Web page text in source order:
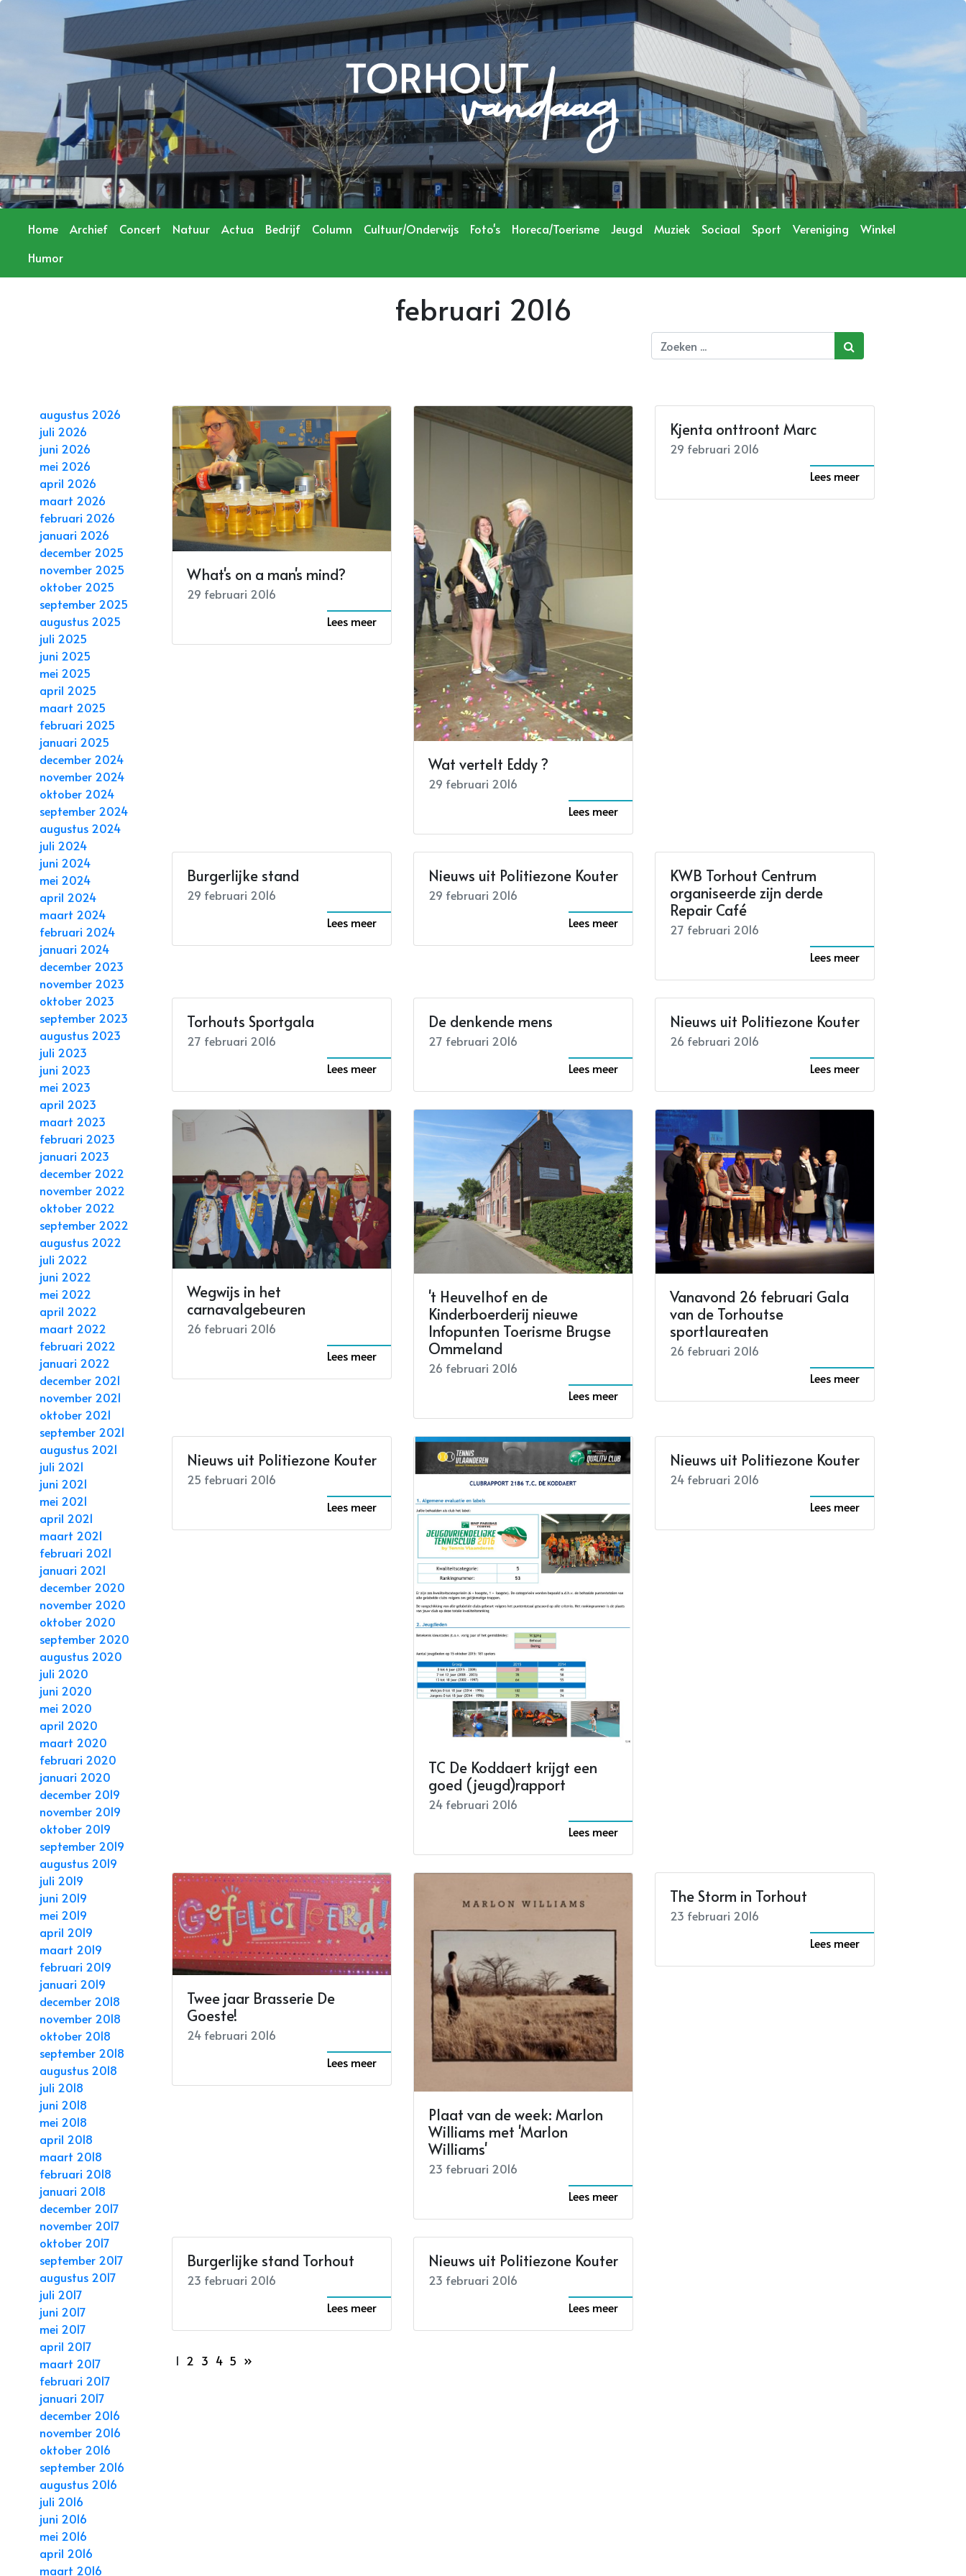
Home Archief Concert Natuur Actua Bedrijf Column Cultuur/Onderwijs Foto's Horeca/Toerisme Jeugd Muziek Sociaal Sport Vereniging
Winkel
Humor
februari 2016
What's on a man's mind?
29 februari 2016
Lees meer
Wat vertelt Eddy ?
29 februari 2016
Lees meer
Kjenta onttroont Marc
29 februari 2016
Lees meer
Burgerlijke stand
29 februari 2016
Lees meer
Nieuws uit Politiezone Kouter
29 februari 2016
Lees meer
KWB Torhout Centrum
organiseerde zijn derde
Repair Café
27 februari 2016
Lees meer
Torhouts Sportgala
27 februari 2016
Lees meer
De denkende mens
27 februari 2016
Lees meer
Nieuws uit Politiezone Kouter
26 februari 2016
Lees meer
Wegwijs in het
carnavalgebeuren
26 februari 2016
Lees meer
't Heuvelhof en de
Kinderboerderij nieuwe
Infopunten Toerisme Brugse
Ommeland
26 februari 2016
Lees meer
Vanavond 26 februari Gala
van de Torhoutse
sportlaureaten
26 februari 2016
Lees meer
Nieuws uit Politiezone Kouter
25 februari 2016
Lees meer
TC De Koddaert krijgt een
goed (jeugd)rapport
24 februari 2016
Lees meer
Nieuws uit Politiezone Kouter
24 februari 2016
Lees meer
Twee jaar Brasserie De
Goeste!
24 februari 2016
Lees meer
Plaat van de week: Marlon
Williams met 'Marlon
Williams'
23 februari 2016
Lees meer
The Storm in Torhout
23 februari 2016
Lees meer
Burgerlijke stand Torhout
23 februari 2016
Lees meer
Nieuws uit Politiezone Kouter
23 februari 2016
Lees meer
1 2 3 4 5 »
augustus 2026
juli 2026
juni 2026
mei 2026
april 2026
maart 2026
februari 2026
januari 2026
december 2025
november 2025
oktober 2025
september 2025
augustus 2025
juli 2025
juni 2025
mei 2025
april 2025
maart 2025
februari 2025
januari 2025
december 2024
november 2024
oktober 2024
september 2024
augustus 2024
juli 2024
juni 2024
mei 2024
april 2024
maart 2024
februari 2024
januari 2024
december 2023
november 2023
oktober 2023
september 2023
augustus 2023
juli 2023
juni 2023
mei 2023
april 2023
maart 2023
februari 2023
januari 2023
december 2022
november 2022
oktober 2022
september 2022
augustus 2022
juli 2022
juni 2022
mei 2022
april 2022
maart 2022
februari 2022
januari 2022
december 2021
november 2021
oktober 2021
september 2021
augustus 2021
juli 2021
juni 2021
mei 2021
april 2021
maart 2021
februari 2021
januari 2021
december 2020
november 2020
oktober 2020
september 2020
augustus 2020
juli 2020
juni 2020
mei 2020
april 2020
maart 2020
februari 2020
januari 2020
december 2019
november 2019
oktober 2019
september 2019
augustus 2019
juli 2019
juni 2019
mei 2019
april 2019
maart 2019
februari 2019
januari 2019
december 2018
november 2018
oktober 2018
september 2018
augustus 2018
juli 2018
juni 2018
mei 2018
april 2018
maart 2018
februari 2018
januari 2018
december 2017
november 2017
oktober 2017
september 2017
augustus 2017
juli 2017
juni 2017
mei 2017
april 2017
maart 2017
februari 2017
januari 2017
december 2016
november 2016
oktober 2016
september 2016
augustus 2016
juli 2016
juni 2016
mei 2016
april 2016
maart 2016